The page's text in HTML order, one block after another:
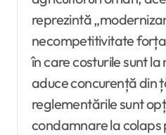
reprezintă
necompetitivitate
în care costurile sunt la
aduce concurență din
reglementările sunt
condamnare la colaps